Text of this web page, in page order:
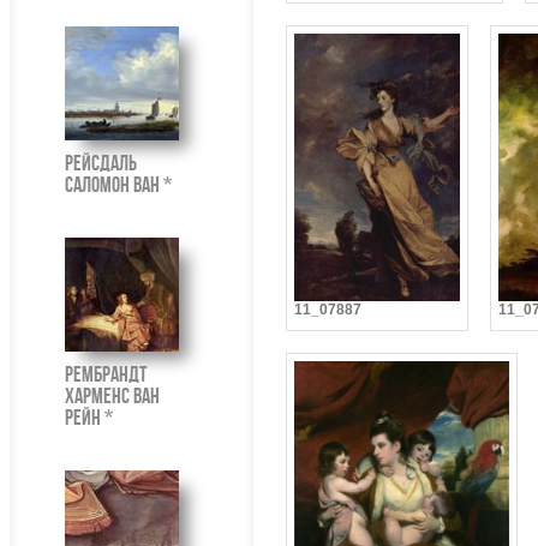
Рейсдаль
Саломон ван *
Рембрандт
Харменс ван
Рейн *
11_07887